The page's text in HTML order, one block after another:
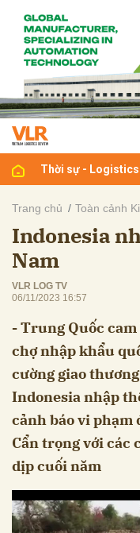
Thời sự - Logistics
Trang chủ Toàn cảnh
Indonesia
Nam
VLR LOG TV
06/11/2023 16:57
- Trung Quốc
chợ nhập khẩu
cường giao
Indonesia nhập
cảnh báo vi phạm
Cẩn trọng với các
dịp cuối năm
luận